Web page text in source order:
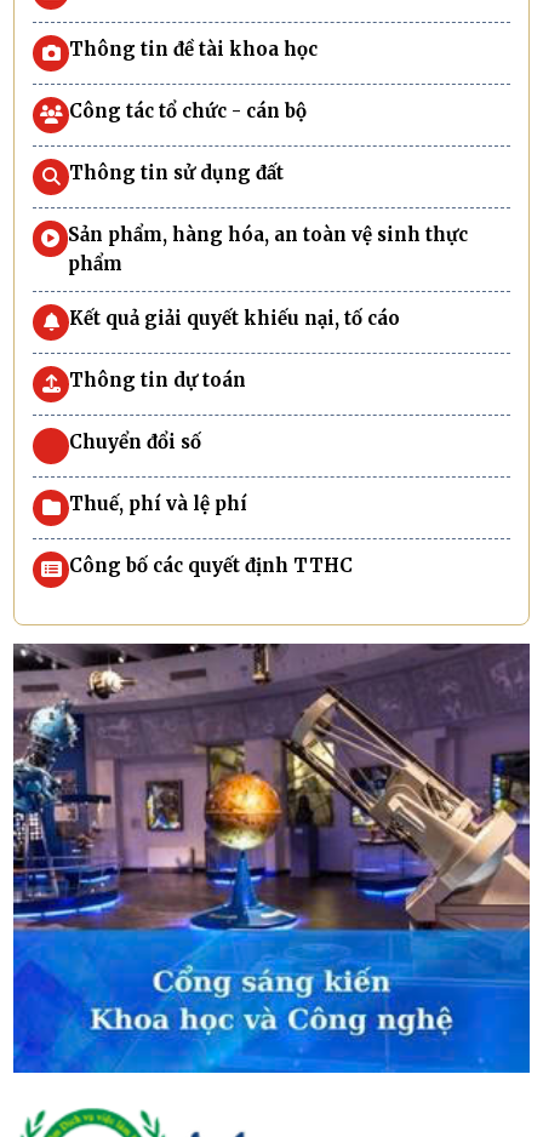
Thông tin đề tài khoa học
Công tác tổ chức - cán bộ
Thông tin sử dụng đất
Sản phẩm, hàng hóa, an toàn vệ sinh thực
phẩm
Kết quả giải quyết khiếu nại, tố cáo
Thông tin dự toán
Chuyển đổi số
Thuế, phí và lệ phí
Công bố các quyết định TTHC